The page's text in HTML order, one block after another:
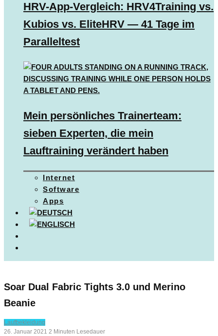
HRV-App-Vergleich: HRV4Training vs.
Kubios vs. EliteHRV — 41 Tage im
Paralleltest
Mein persönliches Trainerteam:
sieben Experten, die mein
Lauftraining verändert haben
Internet
Software
Apps
Soar Dual Fabric Tights 3.0 und Merino
Beanie
Laufbekleidung
26. Januar 2021 2 Minuten Lesedauer